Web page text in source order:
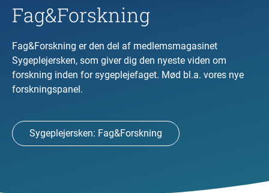
Fag&Forskning
Fag&Forskning er den del af medlemsmagasinet
Sygeplejersken, som giver dig den nyeste viden om
forskning inden for sygeplejefaget. Mød bl.a. vores nye
forskningspanel.
Sygeplejersken: Fag&Forskning